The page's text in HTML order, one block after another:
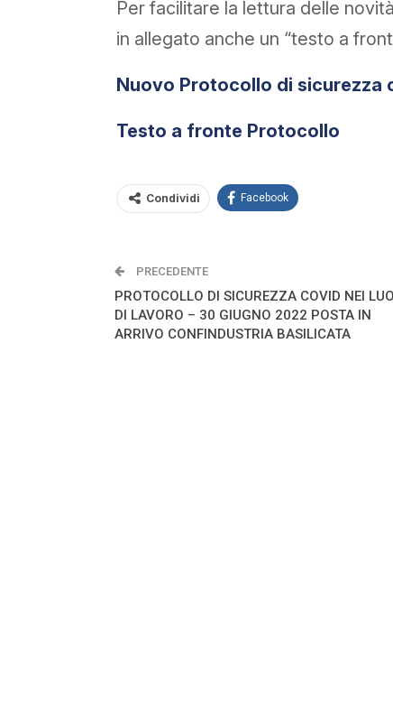
Per facilitare la lettura delle
in allegato anche un “testo a
Nuovo Protocollo di sicurezza
Testo a fronte Protocollo
Condividi Facebook
PRECEDENTE
PROTOCOLLO DI SICUREZZA COVID NEI
DI LAVORO – 30 GIUGNO 2022 POSTA IN
ARRIVO CONFINDUSTRIA BASILICATA